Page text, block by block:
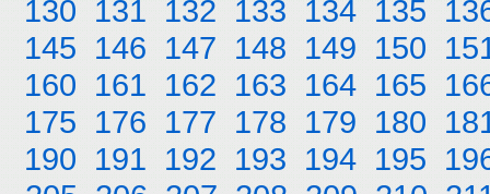
130 131 132 133 134 135
145 146 147 148 149 150
160 161 162 163 164 165
175 176 177 178 179 180
190 191 192 193 194 195